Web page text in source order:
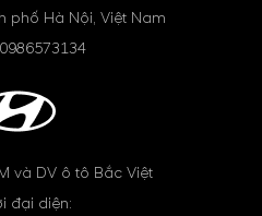
phố Hà Nội, Việt Nam
0986573134
và DV ô tô Bắc Việt
đại diện: